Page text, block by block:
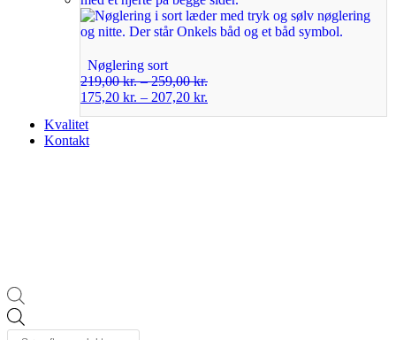
Nøglering sort
219,00kr.–259,00kr.
175,20 kr. – 207,20 kr.
Kvalitet
Kontakt
search